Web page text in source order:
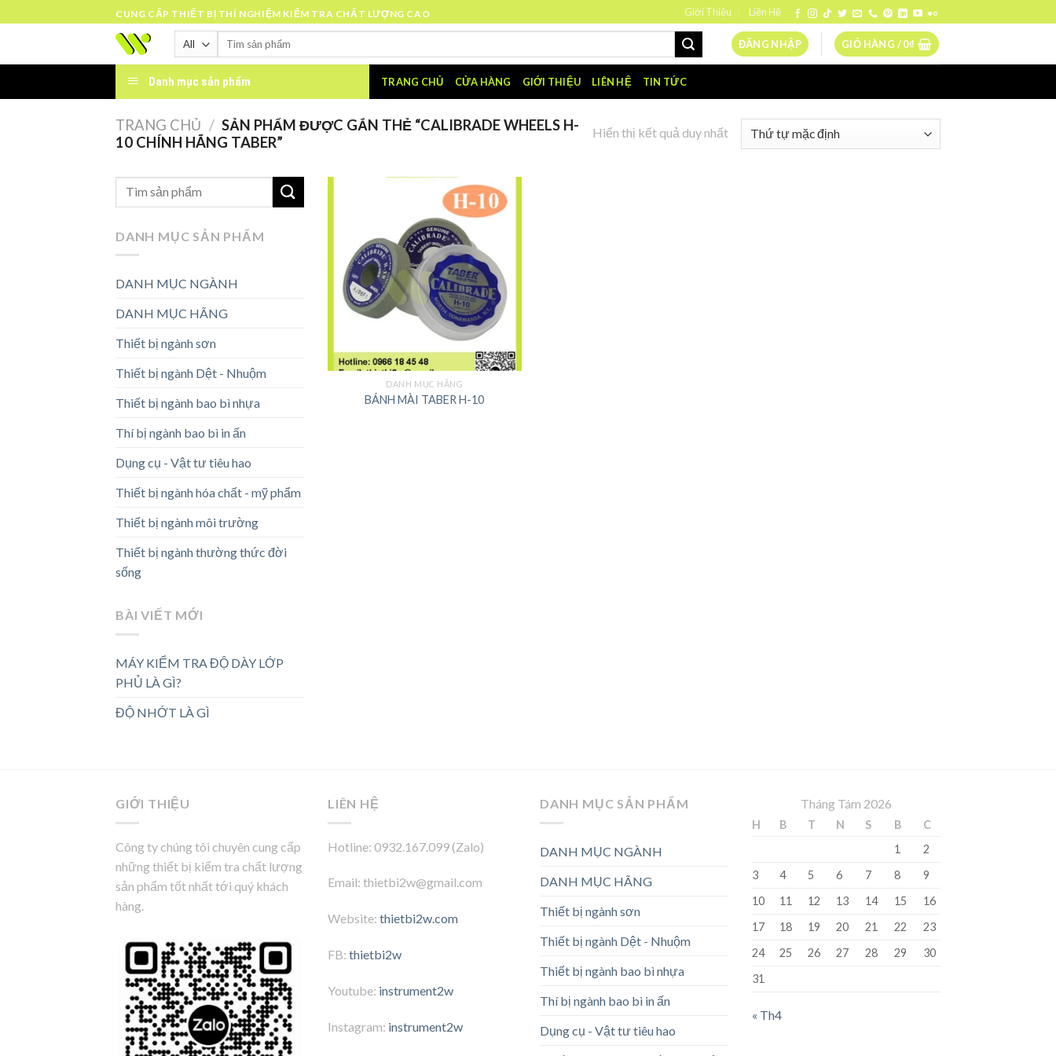
to
CUNG CẤP THIẾT BỊ THÍ NGHIỆM KIỂM TRA CHẤT LƯỢNG CAO Giới Thiệu Liên Hệ
Tìm
ĐĂNG NHẬP GIỎ HÀNG /0₫
Danh mục sản phẩm TRANG CHỦ CỬA HÀNG GIỚI THIỆU LIÊN HỆ TIN TỨC
TRANG CHỦ / SẢN PHẨM ĐƯỢC GẮN THẺ “CALIBRADE WHEELS H-
10 CHÍNH HÃNG TABER”
Hiển thị kết quả duy nhất
DANH MỤC SẢN PHẨM
DANH MỤC NGÀNH
DANH MỤC HÃNG
Thiết bị ngành sơn
Thiết bị ngành Dệt - Nhuộm
Thiết bị ngành bao bì nhựa
Thí bị ngành bao bì in ấn
Dụng cụ - Vật tư tiêu hao
Thiết bị ngành hóa chất - mỹ phẩm
Thiết bị ngành môi trường
Thiết bị ngành thường thức đời
sống
BÀI VIẾT MỚI
MÁY KIỂM TRA ĐỘ DÀY LỚP
PHỦ LÀ GÌ?
ĐỘ NHỚT LÀ GÌ
DANH MỤC HÃNG
BÁNH MÀI TABER H-10
GIỚI THIỆU
Công ty chúng tôi chuyên cung cấp
những thiết bị kiểm tra chất lượng
sản phẩm tốt nhất tới quý khách
hàng.
LIÊN HỆ
Hotline: 0932.167.099 (Zalo)
Email: thietbi2w@gmail.com
Website: thietbi2w.com
FB: thietbi2w
Youtube: instrument2w
Instagram: instrument2w
DANH MỤC SẢN PHẨM
DANH MỤC NGÀNH
DANH MỤC HÃNG
Thiết bị ngành sơn
Thiết bị ngành Dệt - Nhuộm
Thiết bị ngành bao bì nhựa
Thí bị ngành bao bì in ấn
Dụng cụ - Vật tư tiêu hao
Tháng Tám 2026
H B T N S B
C
1
2
3
4 5 6 7 8
9
10
11 12 13 14 15
16
17
18 19 20 21 22
23
24
25 26 27 28 29
30
31
« Th4